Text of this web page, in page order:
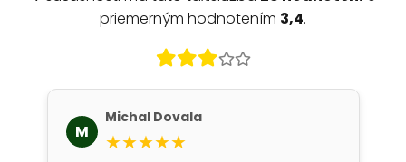
priemerným hodnotením 3,4.
M
Michal Dovala
★★★★★